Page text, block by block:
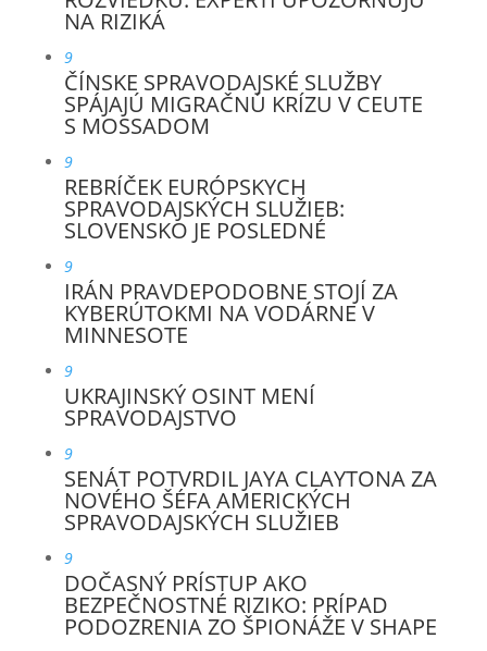
NA RIZIKÁ
9
ČÍNSKE SPRAVODAJSKÉ SLUŽBY
SPÁJAJÚ MIGRAČNÚ KRÍZU V CEUTE
S MOSSADOM
9
REBRÍČEK EURÓPSKYCH
SPRAVODAJSKÝCH SLUŽIEB:
SLOVENSKO JE POSLEDNÉ
9
IRÁN PRAVDEPODOBNE STOJÍ ZA
KYBERÚTOKMI NA VODÁRNE V
MINNESOTE
9
UKRAJINSKÝ OSINT MENÍ
SPRAVODAJSTVO
9
SENÁT POTVRDIL JAYA CLAYTONA ZA
NOVÉHO ŠÉFA AMERICKÝCH
SPRAVODAJSKÝCH SLUŽIEB
9
DOČASNÝ PRÍSTUP AKO
BEZPEČNOSTNÉ RIZIKO: PRÍPAD
PODOZRENIA ZO ŠPIONÁŽE V SHAPE